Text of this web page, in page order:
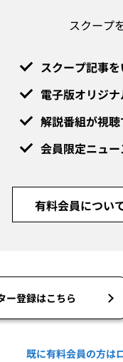
スクープ
スクープ記事
電子版オリジ
解説番組が視聴
会員限定ニュ
有料会員につい
ー登録はこちら
既に有料会員の方は